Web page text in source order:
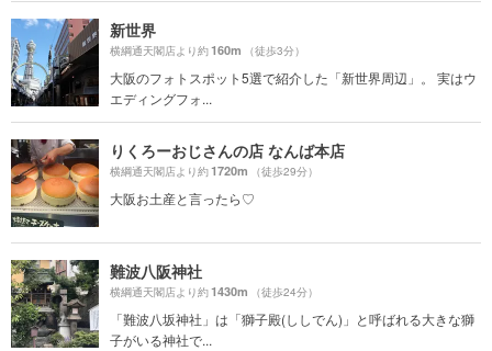
新世界
横綱通天閣店より約160m （徒歩3分）
大阪のフォトスポット5選で紹介した「新世界周辺」。 実はウ
エディングフォ...
りくろーおじさんの店 なんば本店
横綱通天閣店より約1720m （徒歩29分）
大阪お土産と言ったら♡
難波八阪神社
横綱通天閣店より約1430m （徒歩24分）
「難波八坂神社」は「獅子殿(ししでん)」と呼ばれる大きな獅
子がいる神社で...